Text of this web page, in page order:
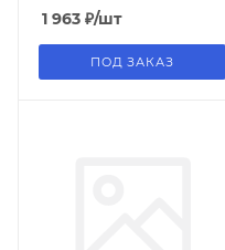
1 963 ₽/шт
ПОД ЗАКАЗ